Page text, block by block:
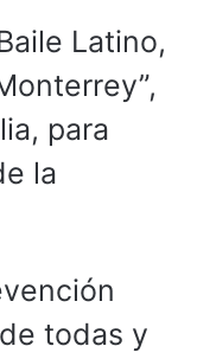
Latino,
para
la
todas y